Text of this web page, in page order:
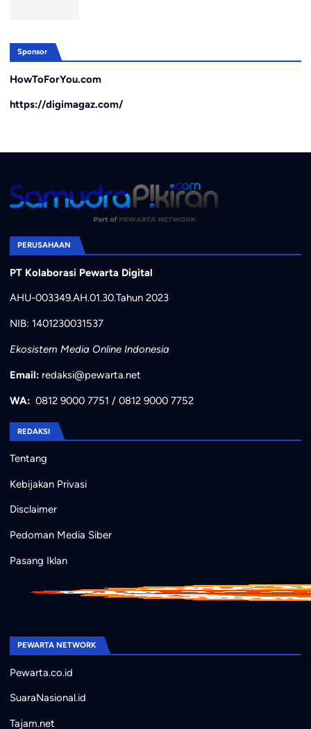
Sponsor
HowToForYou.com
https://digimagaz.com/
PERUSAHAAN
PT Kolaborasi Pewarta Digital
AHU-003349.AH.01.30.Tahun 2023
NIB: 1401230031537
Ekosistem Media Online Indonesia
Email: redaksi@pewarta.net
WA: 0812 9000 7751 / 0812 9000 7752
REDAKSI
Tentang
Kebijakan Privasi
Disclaimer
Pedoman Media Siber
Pasang Iklan
PEWARTA NETWORK
Pewarta.co.id
SuaraNasional.id
Tajam.net